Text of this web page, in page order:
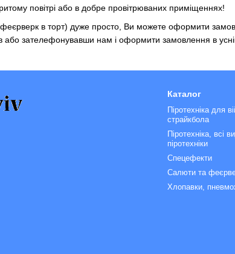
повітрі або в добре провітрюваних приміщеннях!
(феєрверк в торт) дуже просто, Ви можете оформити
або зателефонувавши нам і оформити замовлення в
Каталог
Піротехніка для
страйкбола
Піротехніка, всі
піротехніки
Спецефекти
Салюти та
Хлопавки,